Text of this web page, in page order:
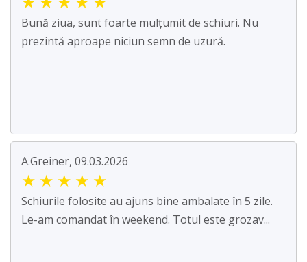
Bună ziua, sunt foarte mulțumit de schiuri. Nu
prezintă aproape niciun semn de uzură.
A.Greiner, 09.03.2026
★ ★ ★ ★ ★
Schiurile folosite au ajuns bine ambalate în 5 zile.
Le-am comandat în weekend. Totul este grozav...